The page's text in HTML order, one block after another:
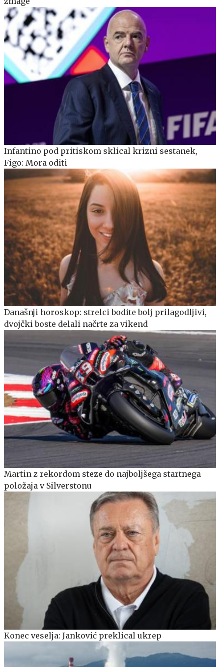
Infantino pod pritiskom sklical krizni sestanek,
Figo: Mora oditi
Današnji horoskop: strelci bodite bolj prilagodljivi,
dvojčki boste delali načrte za vikend
Martin z rekordom steze do najboljšega startnega
položaja v Silverstonu
Konec veselja: Janković preklical ukrep